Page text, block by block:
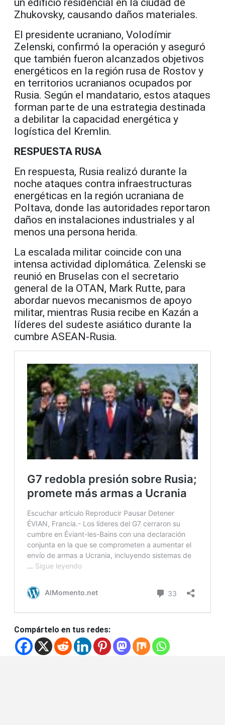
un edificio residencial en la ciudad de
Zhukovsky, causando daños materiales.
El presidente ucraniano, Volodímir
Zelenski, confirmó la operación y aseguró
que también fueron alcanzados objetivos
energéticos en la región rusa de Rostov y
en territorios ucranianos ocupados por
Rusia. Según el mandatario, estos ataques
forman parte de una estrategia destinada
a debilitar la capacidad energética y
logística del Kremlin.
RESPUESTA RUSA
En respuesta, Rusia realizó durante la
noche ataques contra infraestructuras
energéticas en la región ucraniana de
Poltava, donde las autoridades reportaron
daños en instalaciones industriales y al
menos una persona herida.
La escalada militar coincide con una
intensa actividad diplomática. Zelenski se
reunió en Bruselas con el secretario
general de la OTAN, Mark Rutte, para
abordar nuevos mecanismos de apoyo
militar, mientras Rusia recibe en Kazán a
líderes del sudeste asiático durante la
cumbre ASEAN-Rusia.
Compártelo en tus redes: